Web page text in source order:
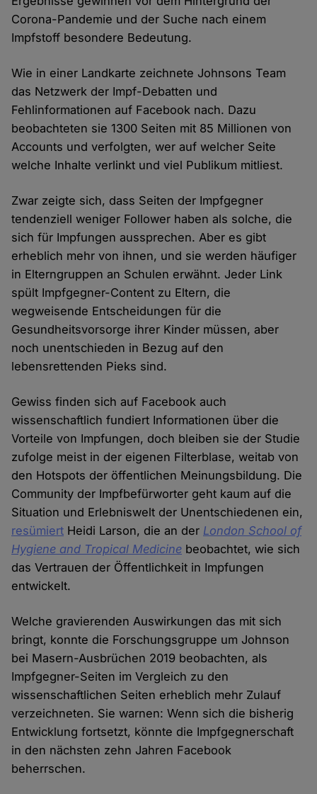
Corona-Pandemie und der Suche nach einem
Impfstoff besondere Bedeutung.
Wie in einer Landkarte zeichnete Johnsons Team
das Netzwerk der Impf-Debatten und
Fehlinformationen auf Facebook nach. Dazu
beobachteten sie 1300 Seiten mit 85 Millionen von
Accounts und verfolgten, wer auf welcher Seite
welche Inhalte verlinkt und viel Publikum mitliest.
Zwar zeigte sich, dass Seiten der Impfgegner
tendenziell weniger Follower haben als solche, die
sich für Impfungen aussprechen. Aber es gibt
erheblich mehr von ihnen, und sie werden häufiger
in Elterngruppen an Schulen erwähnt. Jeder Link
spült Impfgegner-Content zu Eltern, die
wegweisende Entscheidungen für die
Gesundheitsvorsorge ihrer Kinder müssen, aber
noch unentschieden in Bezug auf den
lebensrettenden Pieks sind.
Gewiss finden sich auf Facebook auch
wissenschaftlich fundiert Informationen über die
Vorteile von Impfungen, doch bleiben sie der Studie
zufolge meist in der eigenen Filterblase, weitab von
den Hotspots der öffentlichen Meinungsbildung. Die
Community der Impfbefürworter geht kaum auf die
Situation und Erlebniswelt der Unentschiedenen ein,
resümiert Heidi Larson, die an der London School of
Hygiene and Tropical Medicine beobachtet, wie sich
das Vertrauen der Öffentlichkeit in Impfungen
entwickelt.
Welche gravierenden Auswirkungen das mit sich
bringt, konnte die Forschungsgruppe um Johnson
bei Masern-Ausbrüchen 2019 beobachten, als
Impfgegner-Seiten im Vergleich zu den
wissenschaftlichen Seiten erheblich mehr Zulauf
verzeichneten. Sie warnen: Wenn sich die bisherig
Entwicklung fortsetzt, könnte die Impfgegnerschaft
in den nächsten zehn Jahren Facebook
beherrschen.